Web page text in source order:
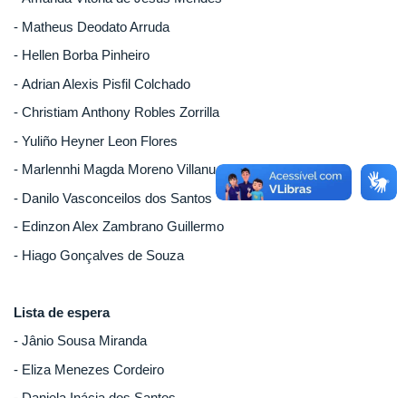
- Matheus Deodato Arruda
- Hellen Borba Pinheiro
- Adrian Alexis Pisfil Colchado
- Christiam Anthony Robles Zorrilla
- Yuliño Heyner Leon Flores
- Marlennhi Magda Moreno Villanueva
- Danilo Vasconceilos dos Santos
- Edinzon Alex Zambrano Guillermo
- Hiago Gonçalves de Souza
Lista de espera
- Jânio Sousa Miranda
- Eliza Menezes Cordeiro